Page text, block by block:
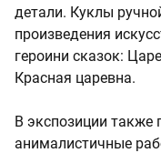
детали. Куклы
произведения
героини сказок:
Красная царевна.
В экспозиции также
анималистичные